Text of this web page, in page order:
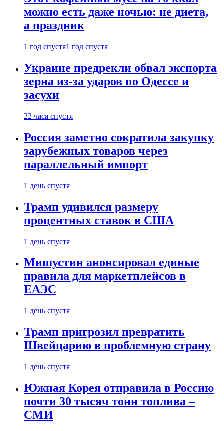
можно есть даже ночью: не диета,
а праздник
1 год спустя1 год спустя
Украине предрекли обвал экспорта
зерна из-за ударов по Одессе и
засухи
22 часа спустя
Россия заметно сократила закупку
зарубежных товаров через
параллельный импорт
1 день спустя
Трамп удивился размеру
процентных ставок в США
1 день спустя
Мишустин анонсировал единые
правила для маркетплейсов в
ЕАЭС
1 день спустя
Трамп пригрозил превратить
Швейцарию в проблемную страну
1 день спустя
Южная Корея отправила в Россию
почти 30 тысяч тонн топлива –
СМИ